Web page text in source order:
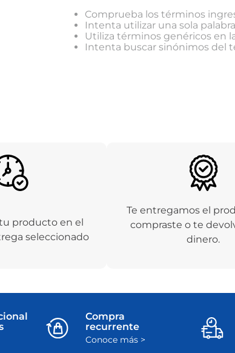
Comprueba los términos
Intenta utilizar una sola palabra
Utiliza términos genéricos en
Intenta buscar sinónimos del
producto en el
seleccionado
Te entregamos el
compraste o te
dinero.
Compra
recurrente
Conoce más >